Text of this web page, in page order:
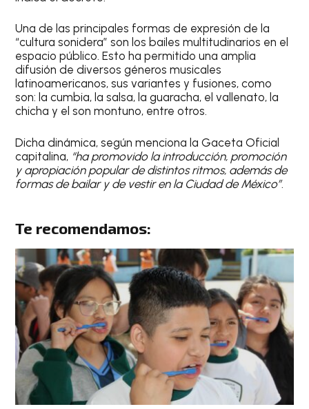
Una de las principales formas de expresión de la
“cultura sonidera” son los bailes multitudinarios en el
espacio público. Esto ha permitido una amplia
difusión de diversos géneros musicales
latinoamericanos, sus variantes y fusiones, como
son: la cumbia, la salsa, la guaracha, el vallenato, la
chicha y el son montuno, entre otros.
Dicha dinámica, según menciona la Gaceta Oficial
capitalina, “ha promovido la introducción, promoción
y apropiación popular de distintos ritmos, además de
formas de bailar y de vestir en la Ciudad de México”.
Te recomendamos: